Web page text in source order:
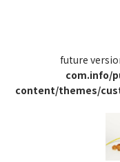
future
com.info/
content/themes/